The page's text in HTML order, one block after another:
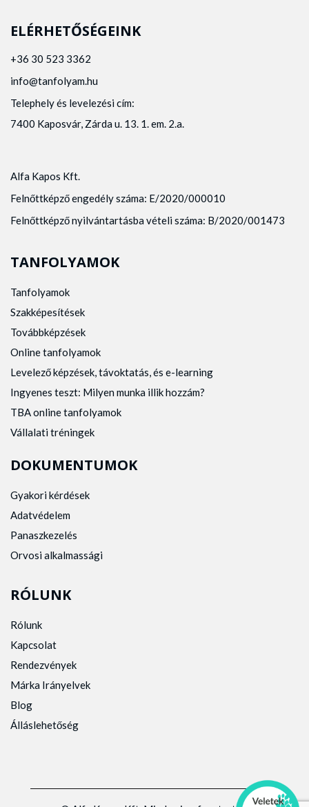
ELÉRHETŐSÉGEINK
+36 30 523 3362
info@tanfolyam.hu
Telephely és levelezési cím:
7400 Kaposvár, Zárda u. 13. 1. em. 2.a.
Alfa Kapos Kft.
Felnőttképző engedély száma: E/2020/000010
Felnőttképző nyilvántartásba vételi száma: B/2020/001473
TANFOLYAMOK
Tanfolyamok
Szakképesítések
Továbbképzések
Online tanfolyamok
Levelező képzések, távoktatás, és e-learning
Ingyenes teszt: Milyen munka illik hozzám?
TBA online tanfolyamok
Vállalati tréningek
DOKUMENTUMOK
Gyakori kérdések
Adatvédelem
Panaszkezelés
Orvosi alkalmassági
RÓLUNK
Rólunk
Kapcsolat
Rendezvények
Márka Irányelvek
Blog
Álláslehetőség